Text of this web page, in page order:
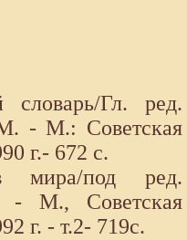
словарь/Гл. ред.
- М.: Советская
г.- 672 с.
мира/под ред.
- М., Советская
г. - т.2- 719с.